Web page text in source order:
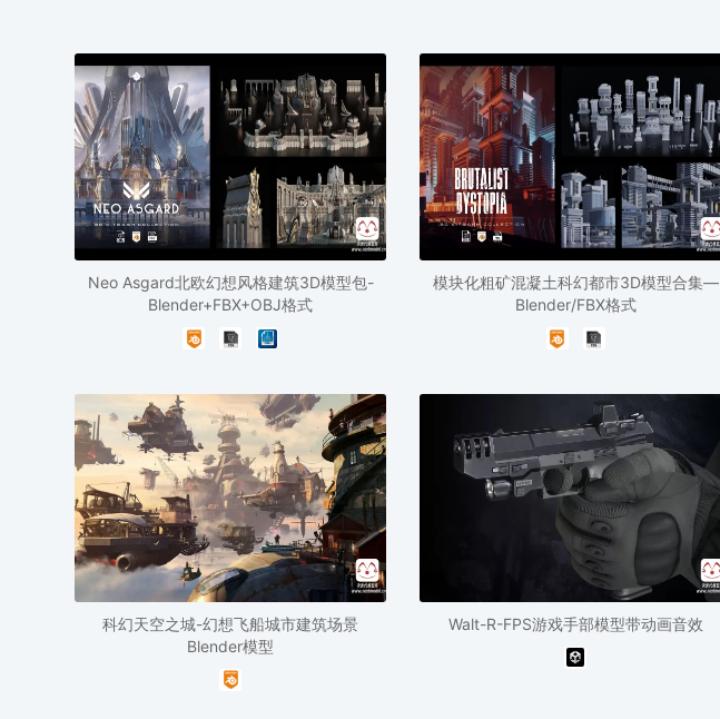
Neo Asgard北欧幻想风格建筑3D模型包-
Blender+FBX+OBJ格式
模块化粗矿混凝土科幻都市3D模型合集—
Blender/FBX格式
科幻天空之城-幻想飞船城市建筑场景
Blender模型
Walt-R-FPS游戏手部模型带动画音效